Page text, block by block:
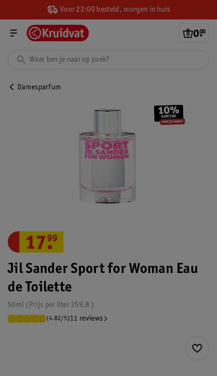
Voor 22:00 besteld, morgen in huis
0.
00
Damesparfum
Jil Sander Sport for Woman Eau
de Toilette
50ml 359.8
Prijs per liter
(4.82/5)11 reviews
17.
99